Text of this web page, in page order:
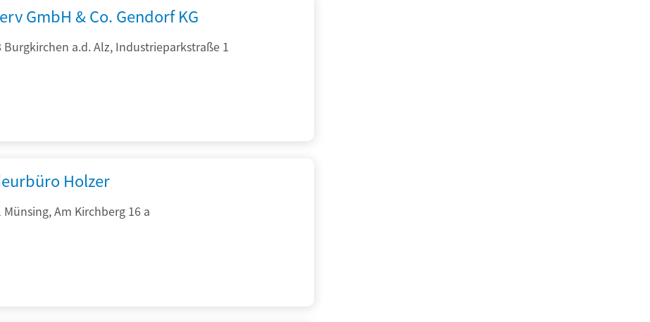
GmbH & Co. Gendorf KG
Burgkirchen a.d. Alz, Industrieparkstraße 1
Holzer
Münsing, Am Kirchberg 16 a